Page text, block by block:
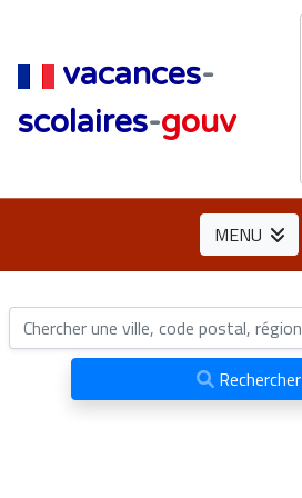
vacances-
scolaires-gouv
MENU
Rechercher